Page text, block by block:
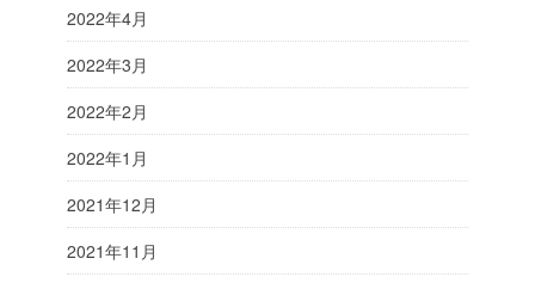
2022年4月
2022年3月
2022年2月
2022年1月
2021年12月
2021年11月